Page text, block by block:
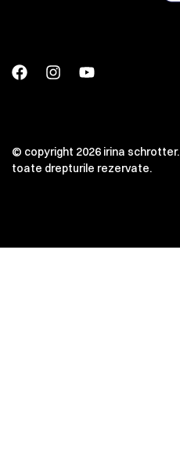
© copyright 2026 irina schrotter.
toate drepturile rezervate.